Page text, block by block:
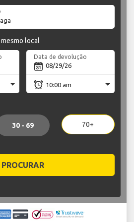
local
Data de devolução
30 - 69 70+
PROCURAR